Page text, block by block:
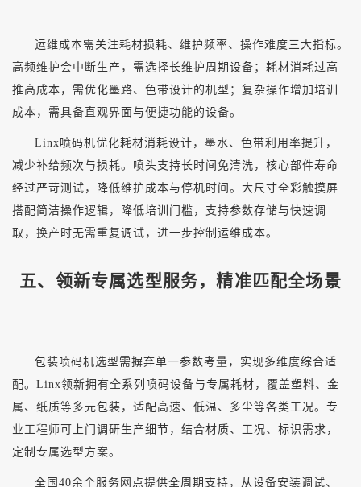
运维成本需关注耗材损耗、维护频率、操作难度三大指标。
高频维护会中断生产，需选择长维护周期设备；耗材消耗过高
推高成本，需优化墨路、色带设计的机型；复杂操作增加培训
成本，需具备直观界面与便捷功能的设备。
Linx喷码机优化耗材消耗设计，墨水、色带利用率提升，
减少补给频次与损耗。喷头支持长时间免清洗，核心部件寿命
经过严苛测试，降低维护成本与停机时间。大尺寸全彩触摸屏
搭配简洁操作逻辑，降低培训门槛，支持参数存储与快速调
取，换产时无需重复调试，进一步控制运维成本。
五、领新专属选型服务，精准匹配全场景
包装喷码机选型需摒弃单一参数考量，实现多维度综合适
配。 Linx领新拥有全系列喷码设备与专属耗材，覆盖塑料、金
属、纸质等多元包装，适配高速、低温、多尘等各类工况。专
业工程师可上门调研生产细节，结合材质、工况、标识需求，
定制专属选型方案。
全国 40余个服务网点提供全周期支持，从设备安装调试、